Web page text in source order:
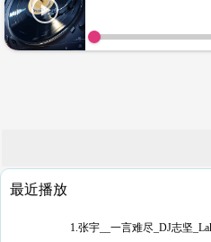
最近播放
1.张宇__一言难尽_DJ志坚